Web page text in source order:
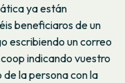
ya están
beneficiaros de un
escribiendo un correo
indicando vuestro
de la persona con la